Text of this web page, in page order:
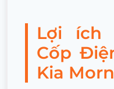
Lợi ích
Cốp
Kia